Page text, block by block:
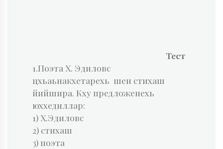
Тест
1.Поэта Х. Эдиловс
цхьаьнакхетарехь шен стихаш
йийшира. Кху предложенехь
юххедиллар:
1) Х.Эдиловс
2) стихаш
3) поэта